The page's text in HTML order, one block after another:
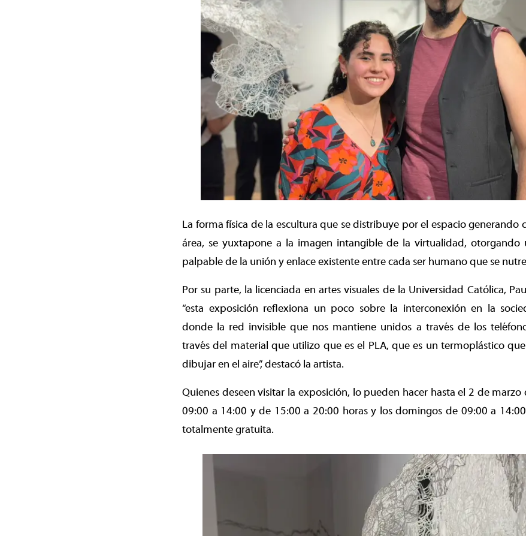
La forma física de la escultura que se distribuye por el espacio generando
área, se yuxtapone a la imagen intangible de la virtualidad, otorgando
palpable de la unión y enlace existente entre cada ser humano que se
Por su parte, la licenciada en artes visuales de la Universidad Católica,
“esta exposición reflexiona un poco sobre la interconexión en la
donde la red invisible que nos mantiene unidos a través de los
través del material que utilizo que es el PLA, que es un termoplástico
dibujar en el aire”, destacó la artista.
Quienes deseen visitar la exposición, lo pueden hacer hasta el 2 de
09:00 a 14:00 y de 15:00 a 20:00 horas y los domingos de 09:00 a
totalmente gratuita.